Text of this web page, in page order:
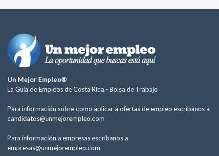
Un Mejor Empleo®
La Guía de Empleos de Costa Rica - Bolsa de Trabajo
Para información sobre como aplicar a ofertas de empleo escríbanos a
candidatos@unmejorempleo.com
Para información a empresas escríbanos a
empresas@unmejorempleo.com